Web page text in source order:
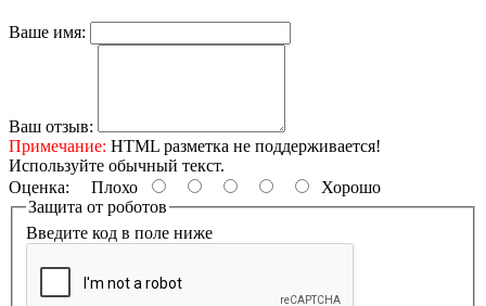
Ваше имя:
Ваш отзыв:
Примечание: HTML разметка не поддерживается!
Используйте обычный текст.
Оценка: Плохо
Хорошо
Защита от роботов
Введите код в поле ниже